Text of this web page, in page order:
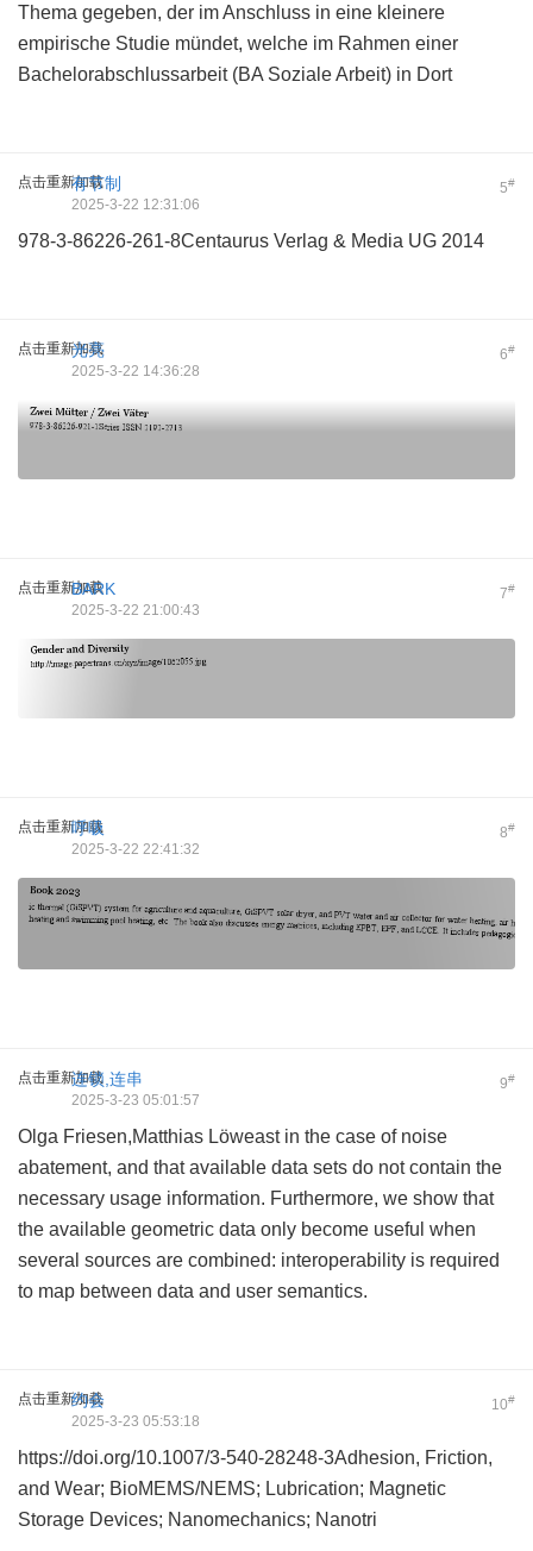
Thema gegeben, der im Anschluss in eine kleinere
empirische Studie mündet, welche im Rahmen einer
Bachelorabschlussarbeit (BA Soziale Arbeit) in Dort
点击重新加载 5#
有节制
2025-3-22 12:31:06
978-3-86226-261-8Centaurus Verlag & Media UG 2014
点击重新加载 6#
光亮
2025-3-22 14:36:28
点击重新加载 7#
BARK
2025-3-22 21:00:43
点击重新加载 8#
呼吸
2025-3-22 22:41:32
点击重新加载 9#
连锁,连串
2025-3-23 05:01:57
Olga Friesen,Matthias Löweast in the case of noise
abatement, and that available data sets do not contain the
necessary usage information. Furthermore, we show that
the available geometric data only become useful when
several sources are combined: interoperability is required
to map between data and user semantics.
点击重新加载 10#
约会
2025-3-23 05:53:18
https://doi.org/10.1007/3-540-28248-3Adhesion, Friction,
and Wear; BioMEMS/NEMS; Lubrication; Magnetic
Storage Devices; Nanomechanics; Nanotri